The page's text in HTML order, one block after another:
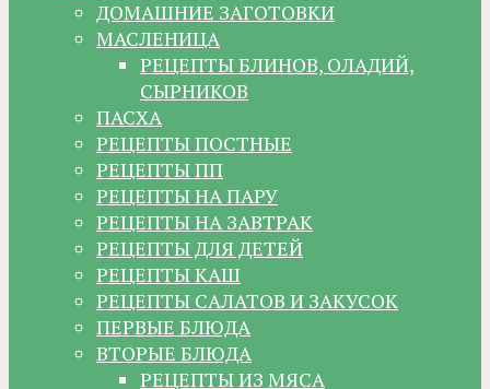
ДОМАШНИЕ ЗАГОТОВКИ
МАСЛЕНИЦА
РЕЦЕПТЫ БЛИНОВ, ОЛАДИЙ,
СЫРНИКОВ
ПАСХА
РЕЦЕПТЫ ПОСТНЫЕ
РЕЦЕПТЫ ПП
РЕЦЕПТЫ НА ПАРУ
РЕЦЕПТЫ НА ЗАВТРАК
РЕЦЕПТЫ ДЛЯ ДЕТЕЙ
РЕЦЕПТЫ КАШ
РЕЦЕПТЫ САЛАТОВ И ЗАКУСОК
ПЕРВЫЕ БЛЮДА
ВТОРЫЕ БЛЮДА
РЕЦЕПТЫ ИЗ МЯСА